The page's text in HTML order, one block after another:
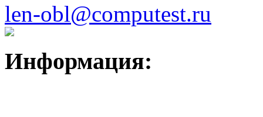
len-obl@computest.ru
Информация: